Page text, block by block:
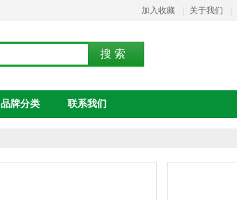
加入收藏 关于我们
品牌分类 联系我们